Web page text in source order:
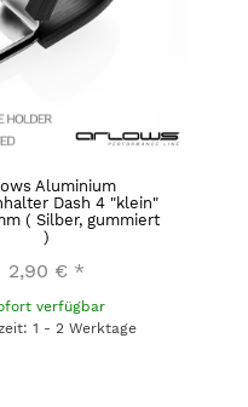
Aluminium
Dash 4 "klein"
( Silber, gummiert
)
2,90 € *
verfügbar
1 - 2 Werktage